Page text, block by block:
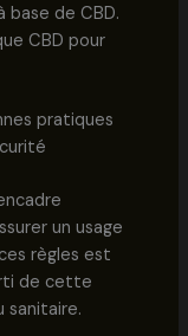
base de CBD.
CBD pour
pratiques
un usage
règles est
de cette
sanitaire.